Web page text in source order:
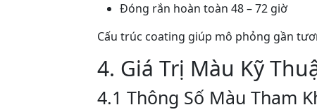
Đóng rắn hoàn toàn 48 – 72 giờ
Cấu trúc coating giúp mô phỏng gần
4. Giá Trị Màu Kỹ
4.1 Thông Số Màu Tham